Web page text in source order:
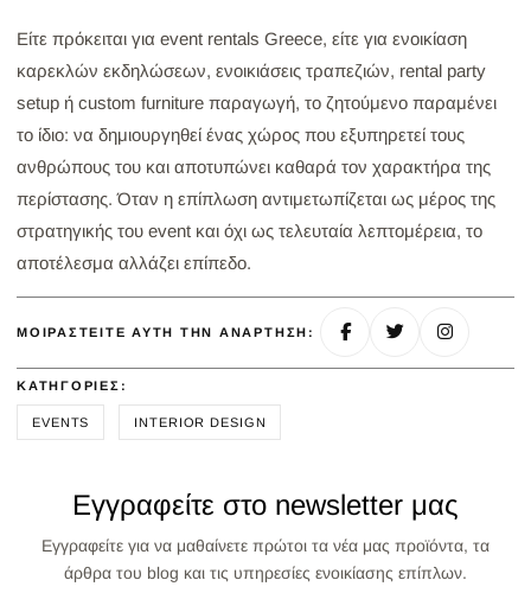
Είτε πρόκειται για event rentals Greece, είτε για ενοικίαση
καρεκλών εκδηλώσεων, ενοικιάσεις τραπεζιών, rental party
setup ή custom furniture παραγωγή, το ζητούμενο παραμένει
το ίδιο: να δημιουργηθεί ένας χώρος που εξυπηρετεί τους
ανθρώπους του και αποτυπώνει καθαρά τον χαρακτήρα της
περίστασης. Όταν η επίπλωση αντιμετωπίζεται ως μέρος της
στρατηγικής του event και όχι ως τελευταία λεπτομέρεια, το
αποτέλεσμα αλλάζει επίπεδο.
ΜΟΙΡΑΣΤΕΊΤΕ ΑΥΤΉ ΤΗΝ ΑΝΆΡΤΗΣΗ:
ΚΑΤΗΓΟΡΊΕΣ:
EVENTS INTERIOR DESIGN
Εγγραφείτε στο newsletter μας
Εγγραφείτε για να μαθαίνετε πρώτοι τα νέα μας προϊόντα, τα
άρθρα του blog και τις υπηρεσίες ενοικίασης επίπλων.